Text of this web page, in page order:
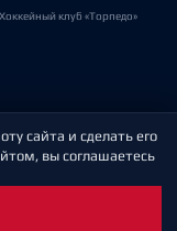
клуб «Торпедо»
сайта и сделать его
вы соглашаетесь